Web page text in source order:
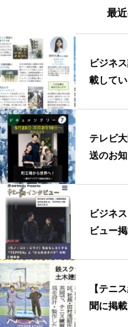
最
ビジネ
載して
テレビ
送のお
ビジネ
ビュー
【テニ
聞に掲